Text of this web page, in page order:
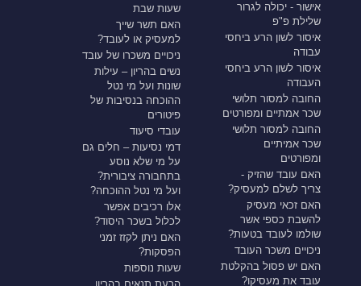
אישור - יכולה לגרור
שלילת פ"פ
איסור לשון הרע ביחסי
עבודה
איסור לשון הרע ביחסי
העבודה
החובה למסור תלושי
שכר אמתיים ומפורטים
החובה למסור תלושי
שכר אמיתיים
ומפורטים
האם עובד שהזיק -
צריך לשלם למעסיק?
האם זכאי מעסיק
להשבת כספי אשר
שולמו לעובד בטעות?
ניכויים משכר העובד
האם יש פסול בהקלטת
עובד את מעסיקו?
שעות שבת
האם תשר שייך
למעסיק או לעובד?
ניכויים משכרו של עובד
נשים בהריון – עילות
שונות ועל מי נטל
ההוכחה בנסיבות של
פיטורים
עובדי סיעוד
דמי נסיעות – חלים גם
על מי שלא נוסע
בתחבורה ציבורית?
ועל מי נטל ההוכחה?
אלו רכיבים אפשר
לכלול בשכר היסוד?
האם ניתן לקזז זמני
הפסקות?
שעות נוספות